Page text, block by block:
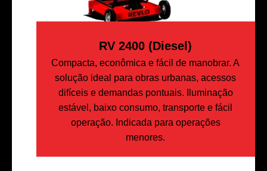
RV 2400 (Diesel)
Compacta, econômica e fácil de manobrar. A
solução ideal para obras urbanas, acessos
difíceis e demandas pontuais. Iluminação
estável, baixo consumo, transporte e fácil
operação. Indicada para operações
menores.